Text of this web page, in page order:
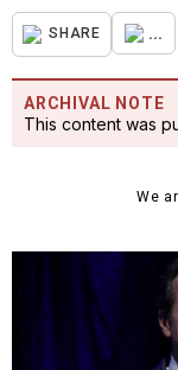
SHARE ...
ARCHIVAL NOTE
This content was
We